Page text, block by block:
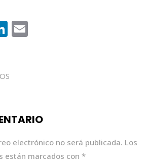
Li
e
electrónico no será publicada. Los
están marcados con *